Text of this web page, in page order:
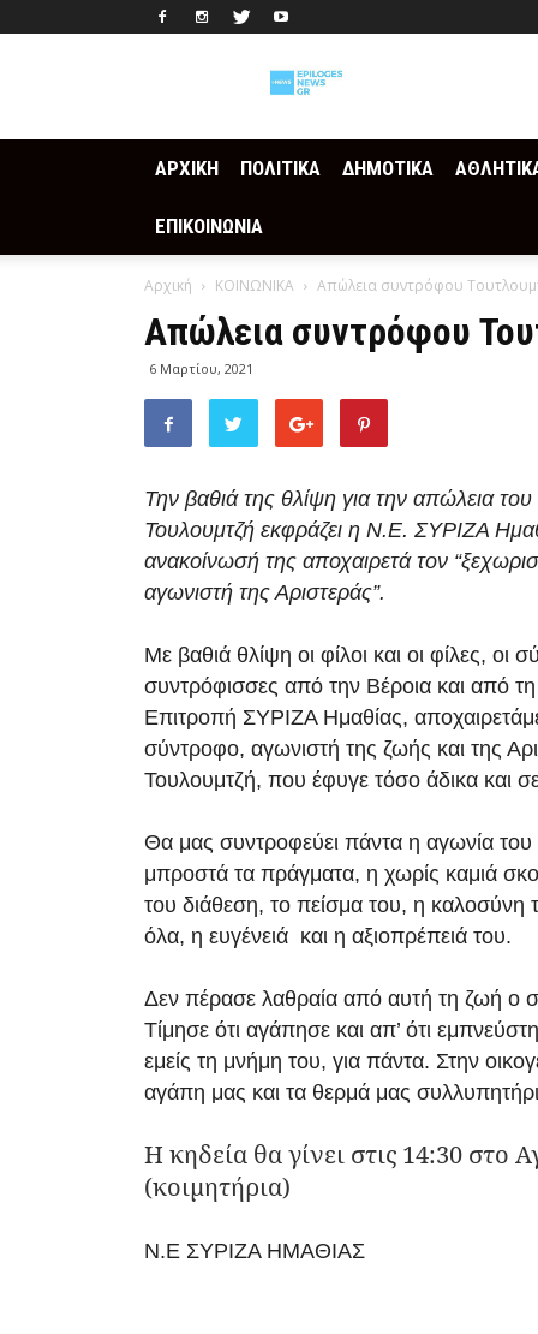
ΑΡΧΙΚΗ ΠΟΛΙΤΙΚΑ ΔΗΜΟΤΙΚΑ
ΕΠΙΚΟΙΝΩΝΙΑ
Αρχική ΚΟΙΝΩΝΙΚΑ Απώλεια συντρόφου
Απώλεια συντρόφου
6 Μαρτίου, 2021
Την βαθιά της θλίψη για την απώλεια
Τουλουμτζή εκφράζει η Ν.Ε. ΣΥΡΙΖΑ
ανακοίνωσή της αποχαιρετά τον
αγωνιστή της Αριστεράς”.
Με βαθιά θλίψη οι φίλοι και οι φίλες, οι
συντρόφισσες από την Βέροια και από
Επιτροπή ΣΥΡΙΖΑ Ημαθίας,
σύντροφο, αγωνιστή της ζωής και της
Τουλουμτζή, που έφυγε τόσο άδικα και σε
Θα μας συντροφεύει πάντα η αγωνία του
μπροστά τα πράγματα, η χωρίς καμιά
του διάθεση, το πείσμα του, η καλοσύνη
όλα, η ευγένειά και η αξιοπρέπειά του.
Δεν πέρασε λαθραία από αυτή τη ζωή ο
Τίμησε ότι αγάπησε και απ’ ότι
εμείς τη μνήμη του, για πάντα. Στην
αγάπη μας και τα θερμά μας
Η κηδεία θα γίνει στις 14:30 στο
(κοιμητήρια)
Ν.Ε ΣΥΡΙΖΑ ΗΜΑΘΙΑΣ